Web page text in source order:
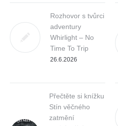
Rozhovor s tvůrci
adventury
Whirlight – No
Time To Trip
26.6.2026
Přečtěte si knížku
Stín věčného
zatmění